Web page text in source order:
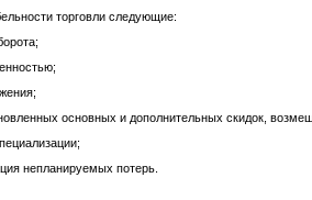
торговли следующие:
основных и дополнительных скидок,
непланируемых потерь.